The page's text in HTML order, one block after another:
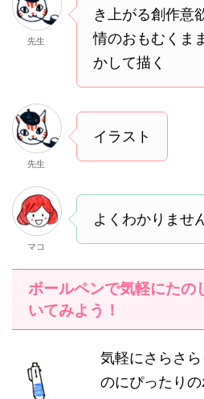
先生
き上がる創作意
情のおもむくま
かして描く
先生
イラスト
マコ
よくわかりませ
ボールペンで気軽にたの
いてみよう！
気軽にさらさ
のにぴったりの